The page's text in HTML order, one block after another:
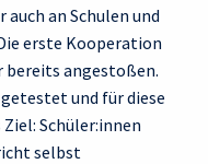
an Schulen und
erste Kooperation
bereits angestoßen.
und für diese
Schüler:innen
selbst